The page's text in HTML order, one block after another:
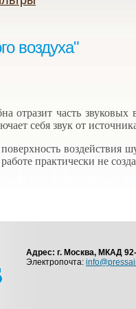
воздуха"
отразит часть звуковых
себя звук от
практически не
Адрес: г. Москва, МКАД
Электропочта: